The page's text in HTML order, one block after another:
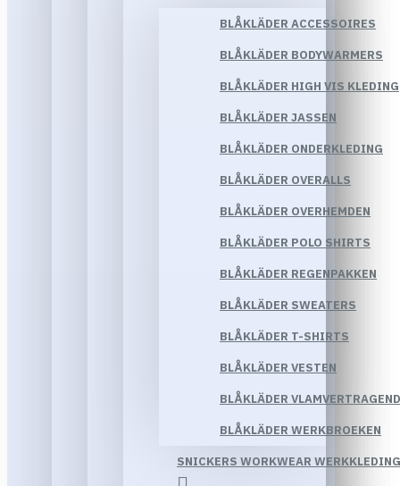
BLÅKLÄDER ACCESSOIRES
BLÅKLÄDER BODYWARMERS
BLÅKLÄDER HIGH VIS KLEDING
BLÅKLÄDER JASSEN
BLÅKLÄDER ONDERKLEDING
BLÅKLÄDER OVERALLS
BLÅKLÄDER OVERHEMDEN
BLÅKLÄDER POLO SHIRTS
BLÅKLÄDER REGENPAKKEN
BLÅKLÄDER SWEATERS
BLÅKLÄDER T-SHIRTS
BLÅKLÄDER VESTEN
BLÅKLÄDER
BLÅKLÄDER WERKBROEKEN
SNICKERS WORKWEAR WERKKLEDING